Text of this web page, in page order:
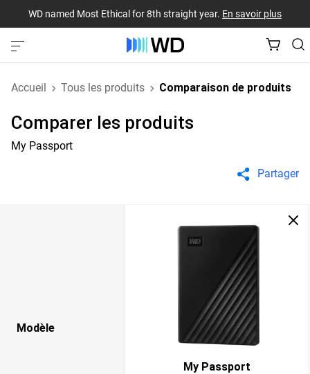
WD named Most Ethical for 8th straight year. En savoir plus
Accueil Tous les produits Comparaison de produits
Comparer les produits
My Passport
Partager
Modèle
My Passport